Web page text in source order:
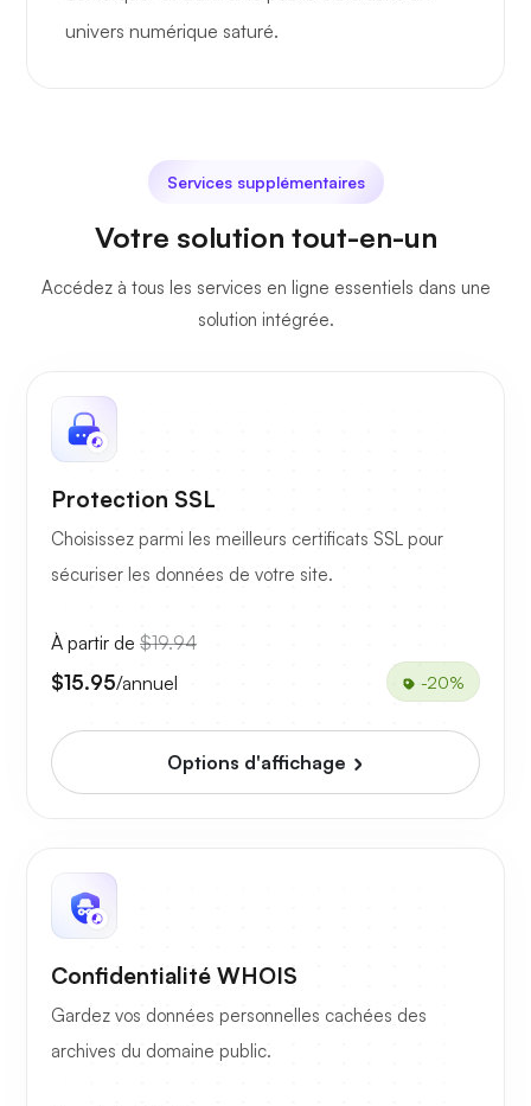
univers numérique saturé.
Services supplémentaires
Votre solution tout-en-un
Accédez à tous les services en ligne essentiels dans une
solution intégrée.
Protection SSL
Choisissez parmi les meilleurs certificats SSL pour
sécuriser les données de votre site.
À partir de $19.94
$15.95/annuel -20%
Options d'affichage
Confidentialité WHOIS
Gardez vos données personnelles cachées des
archives du domaine public.